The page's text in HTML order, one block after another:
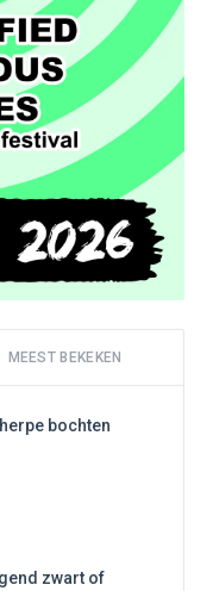
MEEST BEKEKEN
bochten
zwart of